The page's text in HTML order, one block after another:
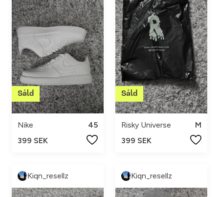
Nike
45
399 SEK
Risky Universe
M
399 SEK
Kiqn_resellz Kiqn_resellz